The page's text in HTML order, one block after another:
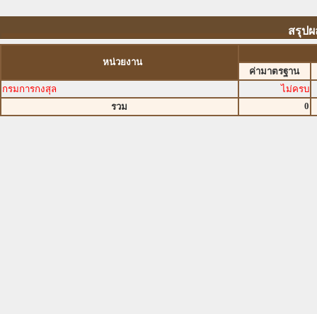
สรุป
หน่วยงาน
ค่ามาตรฐาน
กรมการกงสุล
ไม่ครบ
รวม
0